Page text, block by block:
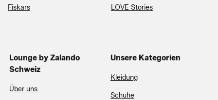
Fiskars LOVE Stories
Lounge by Zalando
Schweiz
Über uns
Unsere Kategorien
Kleidung
Schuhe